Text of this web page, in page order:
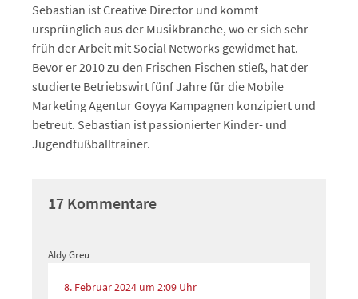
Sebastian ist Creative Director und kommt
ursprünglich aus der Musikbranche, wo er sich sehr
früh der Arbeit mit Social Networks gewidmet hat.
Bevor er 2010 zu den Frischen Fischen stieß, hat der
studierte Betriebswirt fünf Jahre für die Mobile
Marketing Agentur Goyya Kampagnen konzipiert und
betreut. Sebastian ist passionierter Kinder- und
Jugendfußballtrainer.
17 Kommentare
Aldy Greu
8. Februar 2024 um 2:09 Uhr